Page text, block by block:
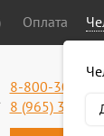
Оплата
8-800-301-50-
8 (965) 318-34-